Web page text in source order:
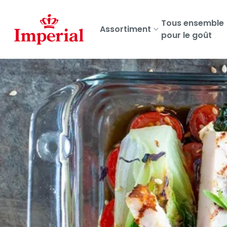
main
content
Assortiment
Tous ensemble
pour le goût